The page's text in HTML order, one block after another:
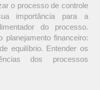
o processo de controle
importância para a
do processo.
financeiro:
equilíbrio. Entender os
dos processos